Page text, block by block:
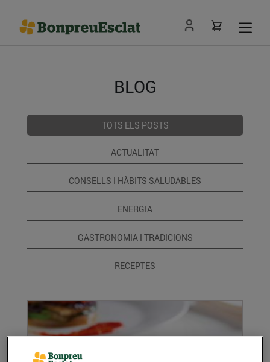
BLOG
TOTS ELS POSTS
ACTUALITAT
CONSELLS I HÀBITS SALUDABLES
ENERGIA
GASTRONOMIA I TRADICIONS
RECEPTES